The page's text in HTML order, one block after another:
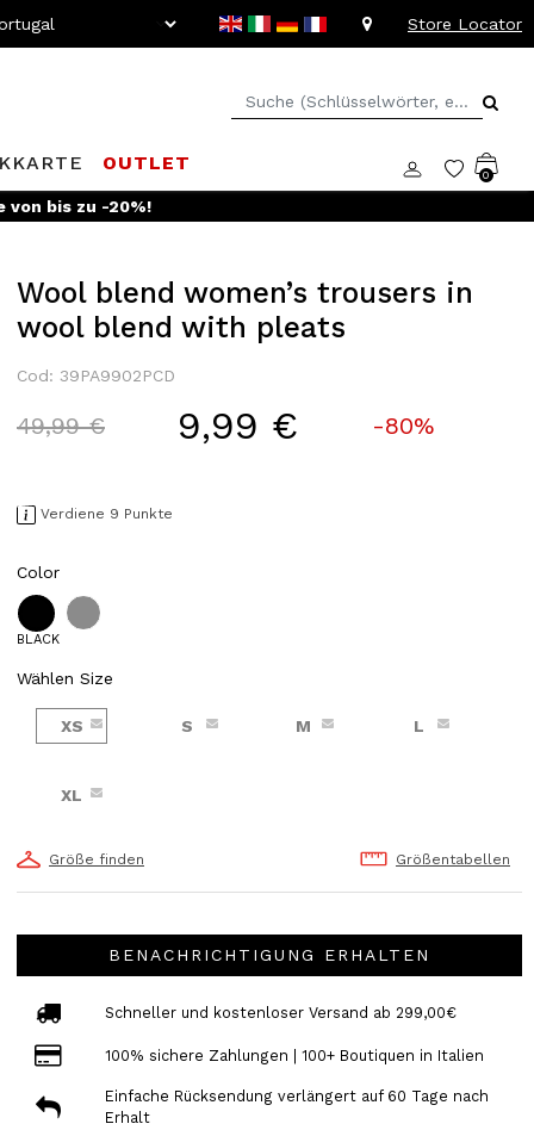
Store Locator
OUTLET
0
von bis zu -20%!
Wool blend women’s trousers in
wool blend with pleats
Cod: 39PA9902PCD
Price reduced from
49,99 €to 9,99 € -80%
Verdiene 9 Punkte
Color
BLACK
Wählen Size
XS S M L
XL
Größe finden Größentabellen
BENACHRICHTIGUNG ERHALTEN
Schneller und kostenloser Versand ab 299,00€
100% sichere Zahlungen | 100+ Boutiquen in Italien
Einfache Rücksendung verlängert auf 60 Tage nach
Erhalt